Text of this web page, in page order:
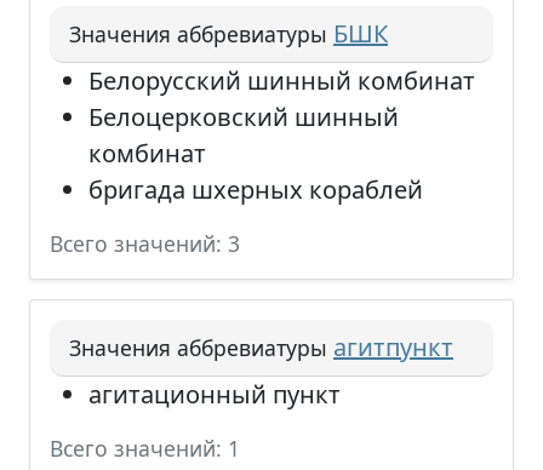
Значения аббревиатуры БШК
Белорусский шинный комбинат
Белоцерковский шинный
комбинат
бригада шхерных кораблей
Всего значений: 3
Значения аббревиатуры агитпункт
агитационный пункт
Всего значений: 1